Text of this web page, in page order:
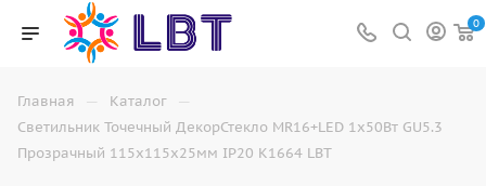
0
Главная — Каталог —
Светильник Точечный ДекорСтекло MR16+LED 1х50Вт GU5.3
Прозрачный 115х115х25мм IP20 K1664 LBT